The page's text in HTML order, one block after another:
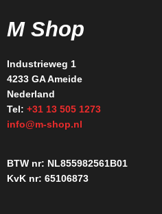
M Shop
Industrieweg 1
4233 GA Ameide
Nederland
Tel: +31 13 505 1273
info@m-shop.nl
BTW nr: NL855982561B01
KvK nr: 65106873